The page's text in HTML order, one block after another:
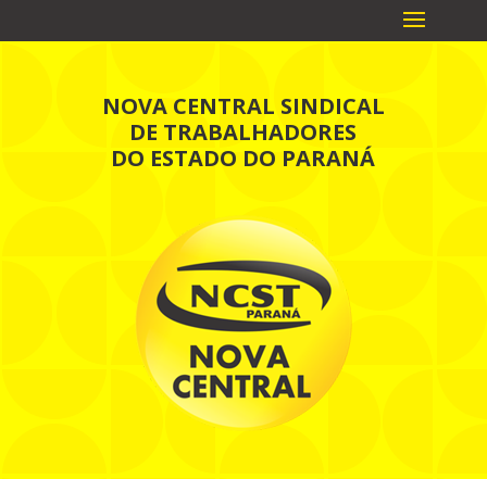
NOVA CENTRAL SINDICAL
DE TRABALHADORES
DO ESTADO DO PARANÁ